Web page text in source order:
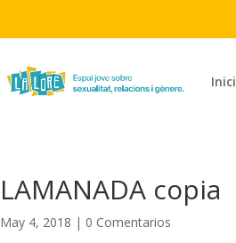
Inici
LAMANADA copia
May 4, 2018 | 0 Comentarios